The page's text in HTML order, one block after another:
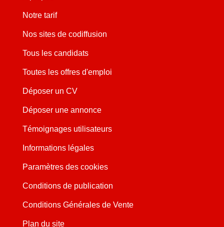
Notre tarif
Nos sites de codiffusion
Tous les candidats
Toutes les offres d'emploi
Déposer un CV
Déposer une annonce
Témoignages utilisateurs
Informations légales
Paramètres des cookies
Conditions de publication
Conditions Générales de Vente
Plan du site